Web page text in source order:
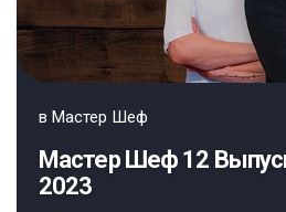
в Мастер Шеф
Мастер Шеф 12
2023